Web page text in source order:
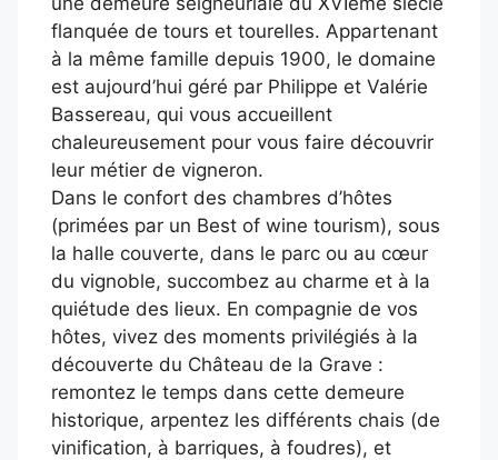
flanquée de tours et tourelles. Appartenant
à la même famille depuis 1900, le domaine
est aujourd’hui géré par Philippe et Valérie
Bassereau, qui vous accueillent
chaleureusement pour vous faire découvrir
leur métier de vigneron.
Dans le confort des chambres d’hôtes
(primées par un Best of wine tourism), sous
la halle couverte, dans le parc ou au cœur
du vignoble, succombez au charme et à la
quiétude des lieux. En compagnie de vos
hôtes, vivez des moments privilégiés à la
découverte du Château de la Grave :
remontez le temps dans cette demeure
historique, arpentez les différents chais (de
vinification, à barriques, à foudres), et